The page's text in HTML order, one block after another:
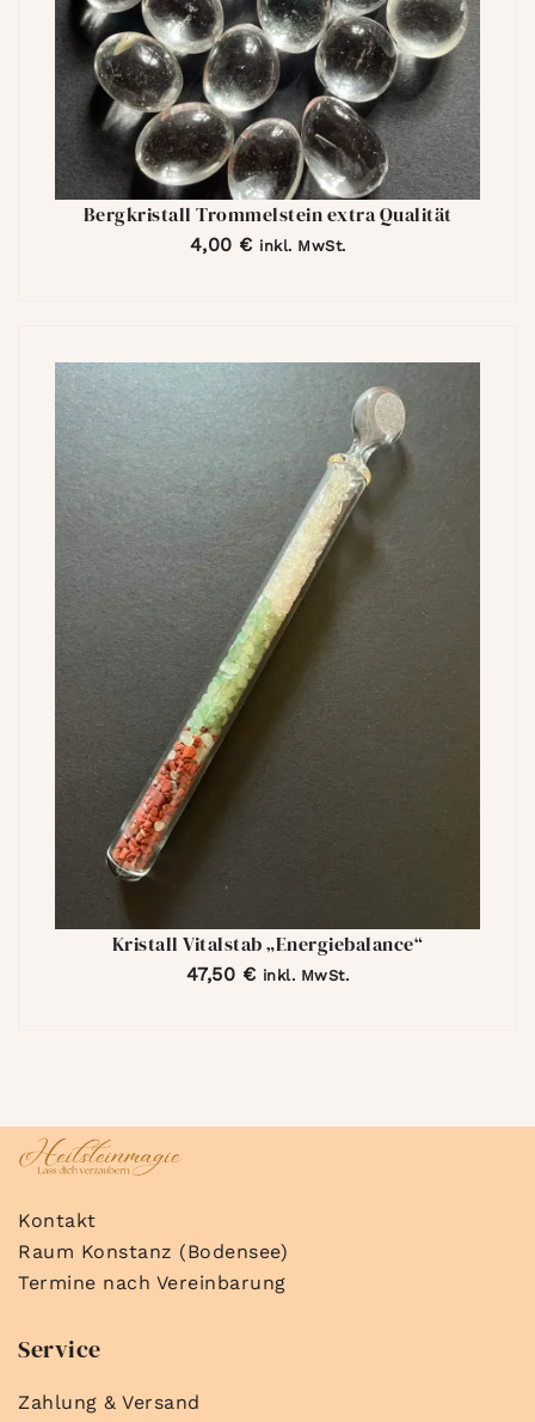
Bergkristall Trommelstein extra Qualität
4,00 € inkl. MwSt.
Kristall Vitalstab „Energiebalance“
47,50 € inkl. MwSt.
Kontakt
Raum Konstanz (Bodensee)
Termine nach Vereinbarung
Service
Zahlung & Versand